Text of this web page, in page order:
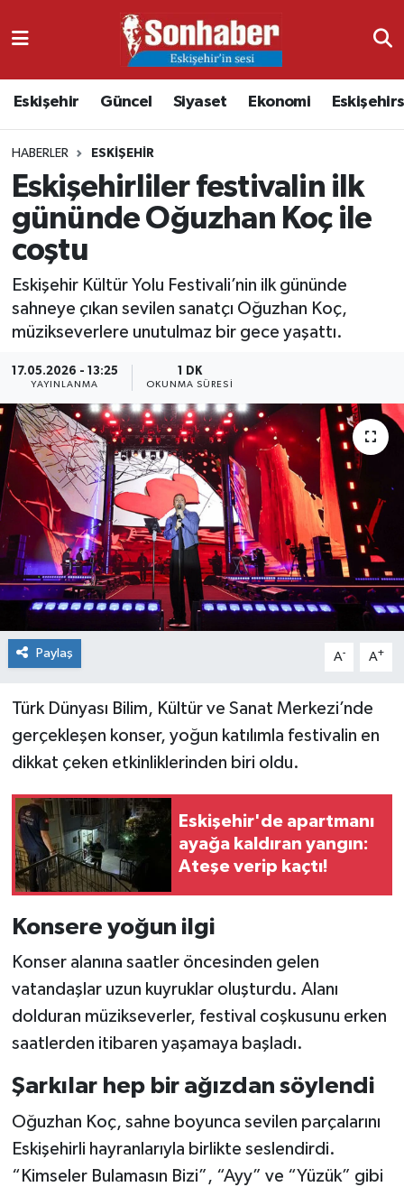
Eskişehir Güncel Siyaset Ekonomi
HABERLER ESKIŞEHIR
Eskişehirliler festivalin ilk
gününde Oğuzhan Koç ile
coştu
Eskişehir Kültür Yolu Festivali’nin ilk gününde
sahneye çıkan sevilen sanatçı Oğuzhan Koç,
müzikseverlere unutulmaz bir gece yaşattı.
17.05.2026 - 13:25
YAYINLANMA
1 DK
OKUNMA SÜRESI
Paylaş A- A+
Türk Dünyası Bilim, Kültür ve Sanat Merkezi’nde
gerçekleşen konser, yoğun katılımla festivalin en
dikkat çeken etkinliklerinden biri oldu.
Eskişehir'de apartmanı
ayağa kaldıran yangın:
Ateşe verip kaçtı!
Konsere yoğun ilgi
Konser alanına saatler öncesinden gelen
vatandaşlar uzun kuyruklar oluşturdu. Alanı
dolduran müzikseverler, festival coşkusunu erken
saatlerden itibaren yaşamaya başladı.
Şarkılar hep bir ağızdan söylendi
Oğuzhan Koç, sahne boyunca sevilen parçalarını
Eskişehirli hayranlarıyla birlikte seslendirdi.
“Kimseler Bulamasın Bizi”, “Ayy” ve “Yüzük” gibi
Ekonomi
Güncel
Kültür & Sanat
Magazin
Sağlık
Siyaset
Spor
Nöbetçi Eczaneler
Namaz Vakitleri
Trafik Durumu
Süper Lig Puan Durumu ve Fikstür
Tüm Manşetler
Haber Arşivi